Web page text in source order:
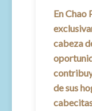
En Chao
cabeza
de sus